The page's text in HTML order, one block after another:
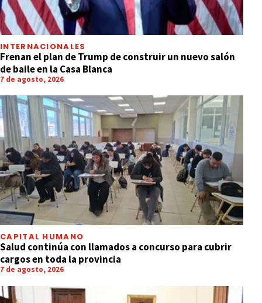
INTERNACIONALES
Frenan el plan de Trump de construir un nuevo salón
de baile en la Casa Blanca
7 de agosto, 2026
CAPITAL HUMANO
Salud continúa con llamados a concurso para cubrir
cargos en toda la provincia
7 de agosto, 2026